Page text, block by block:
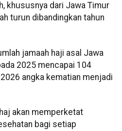
khususnya dari Jawa Timur
turun dibandingkan tahun
jamaah haji asal Jawa
2025 mencapai 104
angka kematian menjadi
akan memperketat
bagi setiap